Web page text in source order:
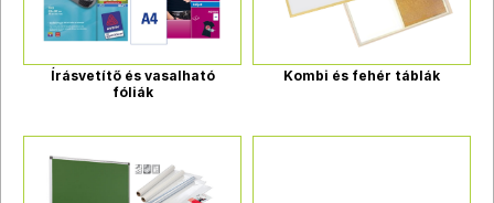
Írásvetítő és vasalható
fóliák
Kombi és fehér táblák